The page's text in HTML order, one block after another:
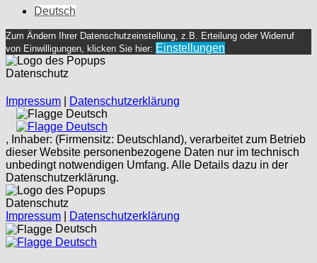
Deutsch
Zum Ändern Ihrer Datenschutzeinstellung, z.B. Erteilung oder Widerruf
von Einwilligungen, klicken Sie hier: Einstellungen
Datenschutz
Impressum
Datenschutzerklärung
Deutsch
Deutsch
, Inhaber: (Firmensitz: Deutschland), verarbeitet zum Betrieb
dieser Website personenbezogene Daten nur im technisch
unbedingt notwendigen Umfang. Alle Details dazu in der
Datenschutzerklärung.
Datenschutz
Impressum
Datenschutzerklärung
Deutsch
Deutsch